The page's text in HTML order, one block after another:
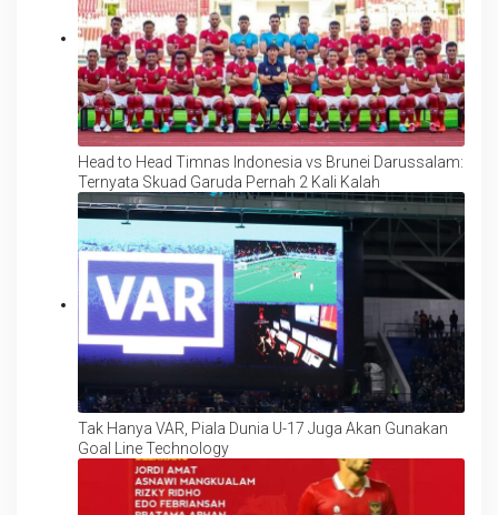
Head to Head Timnas Indonesia vs Brunei Darussalam:
Ternyata Skuad Garuda Pernah 2 Kali Kalah
Tak Hanya VAR, Piala Dunia U-17 Juga Akan Gunakan
Goal Line Technology